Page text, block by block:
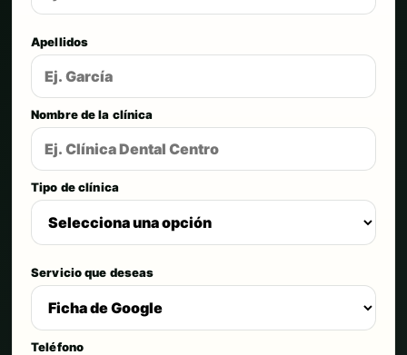
Apellidos
Nombre de la clínica
Tipo de clínica
Servicio que deseas
Teléfono